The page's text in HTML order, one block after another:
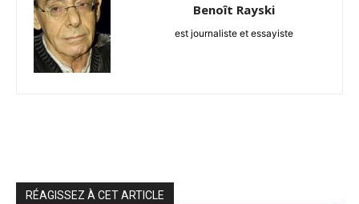
Benoît Rayski
est journaliste et essayiste
RÉAGISSEZ À CET ARTICLE